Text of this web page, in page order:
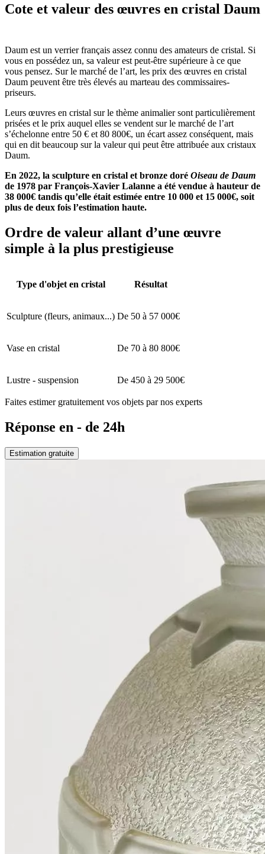
Cote et valeur des œuvres en cristal Daum
Daum est un verrier français assez connu des amateurs de cristal. Si
vous en possédez un, sa valeur est peut-être supérieure à ce que
vous pensez. Sur le marché de l’art, les prix des œuvres en cristal
Daum peuvent être très élevés au marteau des commissaires-
priseurs.
Leurs œuvres en cristal sur le thème animalier sont particulièrement
prisées et le prix auquel elles se vendent sur le marché de l’art
s’échelonne entre 50 € et 80 800€, un écart assez conséquent, mais
qui en dit beaucoup sur la valeur qui peut être attribuée aux cristaux
Daum.
En 2022, la sculpture en cristal et bronze doré Oiseau de Daum
de 1978 par François-Xavier Lalanne a été vendue à hauteur de
38 000€ tandis qu’elle était estimée entre 10 000 et 15 000€, soit
plus de deux fois l’estimation haute.
Ordre de valeur allant d’une œuvre
simple à la plus prestigieuse
Type d'objet en cristal Résultat
Sculpture (fleurs, animaux...) De 50 à 57 000€
Vase en cristal De 70 à 80 800€
Lustre - suspension De 450 à 29 500€
Faites estimer gratuitement vos objets par nos experts
Réponse en - de 24h
Estimation gratuite